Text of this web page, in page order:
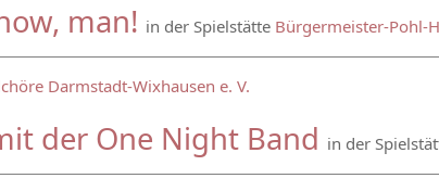
man! in der Spielstätte Bürgermeister-Pohl-
Darmstadt-Wixhausen e. V.
der One Night Band in der